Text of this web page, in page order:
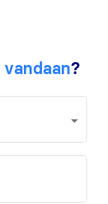
vandaan?